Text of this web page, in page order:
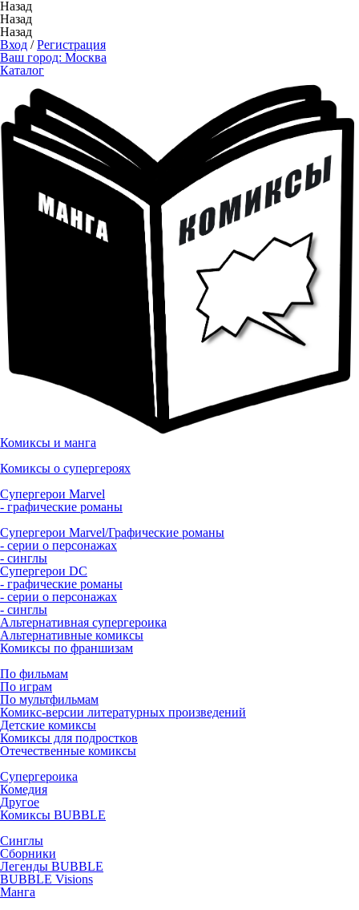
Назад
Назад
Назад
Вход /Регистрация
Ваш город: Москва
Каталог
Комиксы и манга
Комиксы о супергероях
Супергерои Marvel
- графические романы
Супергерои Marvel/Графические романы
- серии о персонажах
- синглы
Супергерои DC
- графические романы
- серии о персонажах
- синглы
Альтернативная супергероика
Альтернативные комиксы
Комиксы по франшизам
По фильмам
По играм
По мультфильмам
Комикс-версии литературных произведений
Детские комиксы
Комиксы для подростков
Отечественные комиксы
Супергероика
Комедия
Другое
Комиксы BUBBLE
Синглы
Сборники
Легенды BUBBLE
BUBBLE Visions
Манга